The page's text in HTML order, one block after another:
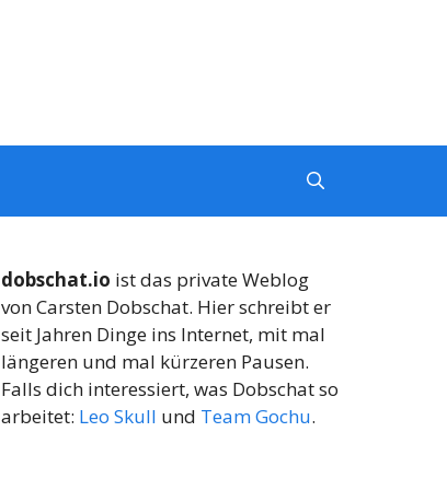
dobschat.io ist das private Weblog
von Carsten Dobschat. Hier schreibt er
seit Jahren Dinge ins Internet, mit mal
längeren und mal kürzeren Pausen.
Falls dich interessiert, was Dobschat so
arbeitet: Leo Skull und Team Gochu.